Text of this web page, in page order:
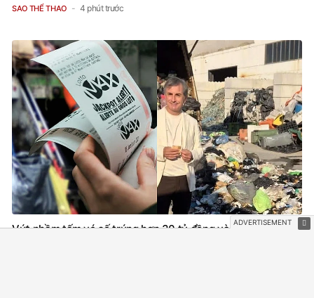
SAO THỂ THAO 4 phút trước
Vứt nhầm tấm vé số trúng hơn 30 tỷ đồng vào thùng rác,